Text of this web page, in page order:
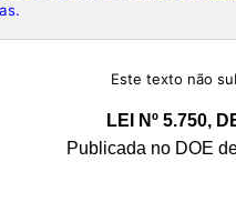
Este texto não
LEI Nº 5.750,
Publicada no DOE